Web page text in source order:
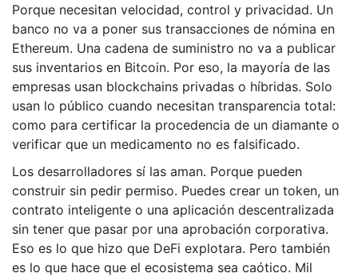
Porque necesitan velocidad, control y privacidad. Un
banco no va a poner sus transacciones de nómina en
Ethereum. Una cadena de suministro no va a publicar
sus inventarios en Bitcoin. Por eso, la mayoría de las
empresas usan blockchains privadas o híbridas. Solo
usan lo público cuando necesitan transparencia total:
como para certificar la procedencia de un diamante o
verificar que un medicamento no es falsificado.
Los desarrolladores sí las aman. Porque pueden
construir sin pedir permiso. Puedes crear un token, un
contrato inteligente o una aplicación descentralizada
sin tener que pasar por una aprobación corporativa.
Eso es lo que hizo que DeFi explotara. Pero también
es lo que hace que el ecosistema sea caótico. Mil